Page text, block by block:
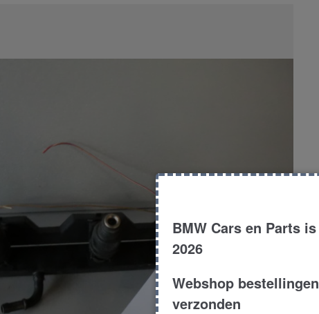
BMW Cars en Parts
2026
Webshop
verzonden